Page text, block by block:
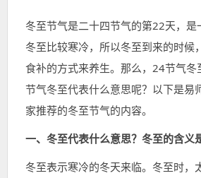
冬至节气是二十四节气的第22天，是
冬至比较寒冷，所以冬至到来的时候
食补的方式来养生。那么，24节气
节气冬至代表什么意思呢？以下是易
家推荐的冬至节气的内容。
一、冬至代表什么意思？冬至的含义
冬至表示寒冷的冬天来临。冬至时，